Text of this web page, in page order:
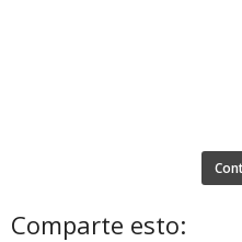
Comparte esto: